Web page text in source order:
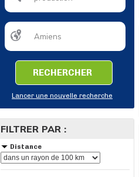
RECHERCHER
Lancer une nouvelle recherche
FILTRER PAR :
Distance